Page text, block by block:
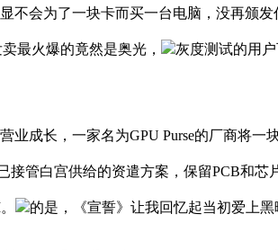
不会为了一块卡而买一台电脑，没再颁发
最火爆的竟然是奥光， 灰度测试的用
长，一家名为GPU Purse的厂商将一
接管白宫供给的资遣方案，保留PCB和
的是，《宣誓》让我回忆起当初爱上